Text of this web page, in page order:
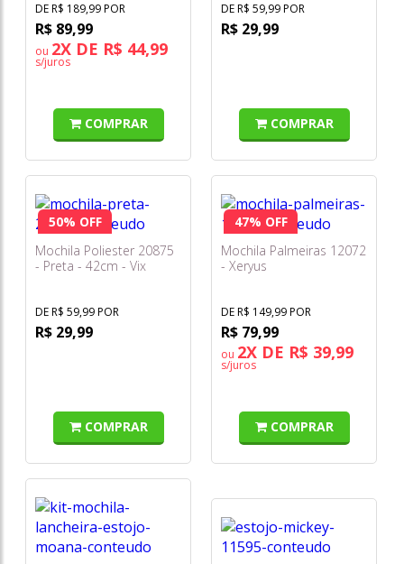
DE R$ 189,99 POR
R$ 89,99
ou 2X DE R$ 44,99
s/juros
COMPRAR
DE R$ 59,99 POR
R$ 29,99
COMPRAR
50% OFF
Mochila Poliester 20875
- Preta - 42cm - Vix
DE R$ 59,99 POR
R$ 29,99
COMPRAR
47% OFF
Mochila Palmeiras 12072
- Xeryus
DE R$ 149,99 POR
R$ 79,99
ou 2X DE R$ 39,99
s/juros
COMPRAR